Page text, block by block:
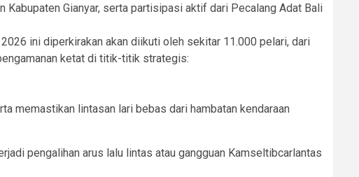
Kabupaten Gianyar, serta partisipasi aktif dari Pecalang Adat Bali
ini diperkirakan akan diikuti oleh sekitar 11.000 pelari, dari
ketat di titik-titik strategis:
memastikan lintasan lari bebas dari hambatan kendaraan
pengalihan arus lalu lintas atau gangguan Kamseltibcarlantas